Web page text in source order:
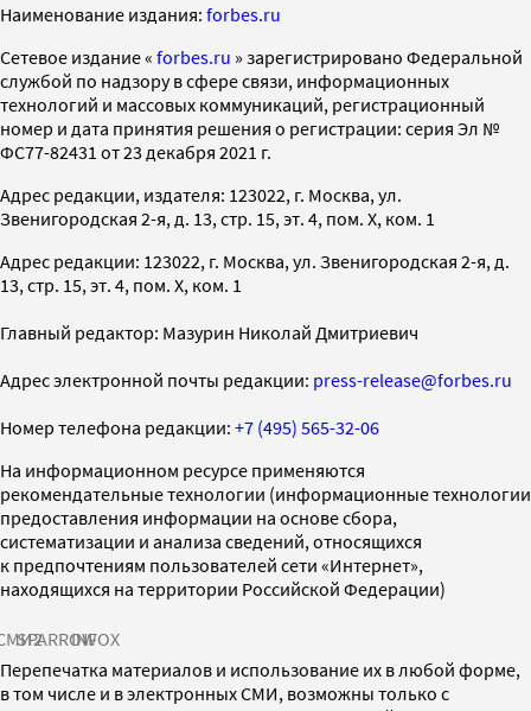
Наименование издания: forbes.ru
Cетевое издание « forbes.ru » зарегистрировано Федеральной
службой по надзору в сфере связи, информационных
технологий и массовых коммуникаций, регистрационный
номер и дата принятия решения о регистрации: серия Эл №
ФС77-82431 от 23 декабря 2021 г.
Адрес редакции, издателя: 123022, г. Москва, ул.
Звенигородская 2-я, д. 13, стр. 15, эт. 4, пом. X, ком. 1
Адрес редакции: 123022, г. Москва, ул. Звенигородская 2-я, д.
13, стр. 15, эт. 4, пом. X, ком. 1
Главный редактор: Мазурин Николай Дмитриевич
Адрес электронной почты редакции: press-release@forbes.ru
Номер телефона редакции: +7 (495) 565-32-06
На информационном ресурсе применяются
рекомендательные технологии (информационные технологии
предоставления информации на основе сбора,
систематизации и анализа сведений, относящихся
к предпочтениям пользователей сети «Интернет»,
находящихся на территории Российской Федерации)
SPARROWINFOX
Перепечатка материалов и использование их в любой форме,
в том числе и в электронных СМИ, возможны только с